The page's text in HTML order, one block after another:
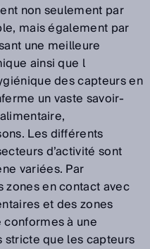
non seulement par
mais également par
une meilleure
ainsi que l
des capteurs en
un vaste savoir-
Les différents
d’activité sont
variées. Par
en contact avec
et des zones
à une
que les capteurs